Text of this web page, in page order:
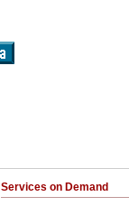
Services on Demand